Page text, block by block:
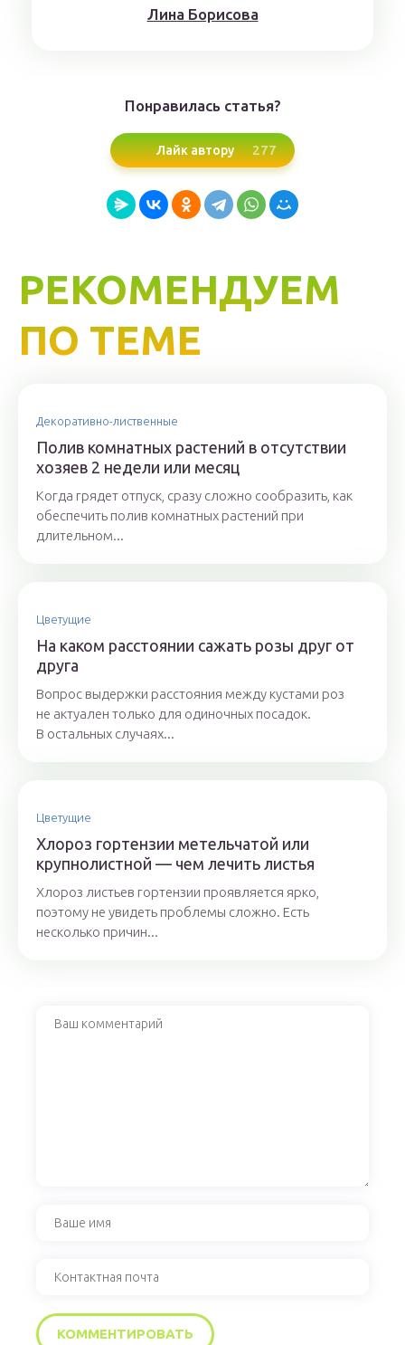
Лина Борисoвa
Понравилась статья?
Лайк автору 277
РЕКОМЕНДУЕМ
ПО ТЕМЕ
Декоративно-лиственные
Полив комнатных растений в отсутствии
хозяев 2 недели или месяц
Когда грядет отпуск, сразу сложно сообразить, как
обеспечить полив комнатных растений при
длительном...
Цветущие
На каком расстоянии сажать розы друг от
друга
Вопрос выдержки расстояния между кустами роз
не актуален только для одиночных посадок.
В остальных случаях...
Цветущие
Хлороз гортензии метельчатой или
крупнолистной — чем лечить листья
Хлороз листьев гортензии проявляется ярко,
поэтому не увидеть проблемы сложно. Есть
несколько причин...